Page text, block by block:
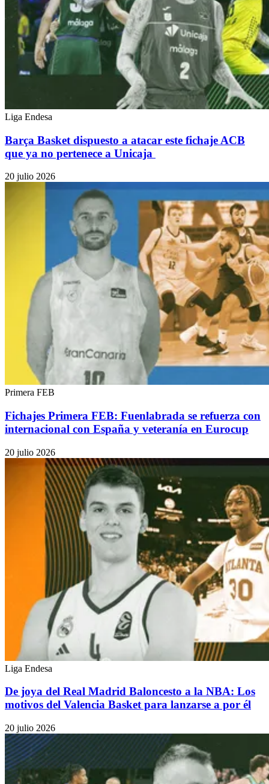
Liga Endesa
Barça Basket dispuesto a atacar este fichaje ACB
que ya no pertenece a Unicaja
20 julio 2026
Primera FEB
Fichajes Primera FEB: Fuenlabrada se refuerza con
internacional con España y veteranía en Eurocup
20 julio 2026
Liga Endesa
De joya del Real Madrid Baloncesto a la NBA: Los
motivos del Valencia Basket para lanzarse a por él
20 julio 2026